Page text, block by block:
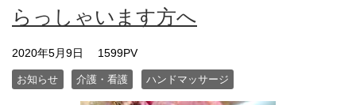
らっしゃいます方へ
2020年5月9日 1599PV
お知らせ 介護・看護 ハンドマッサージ